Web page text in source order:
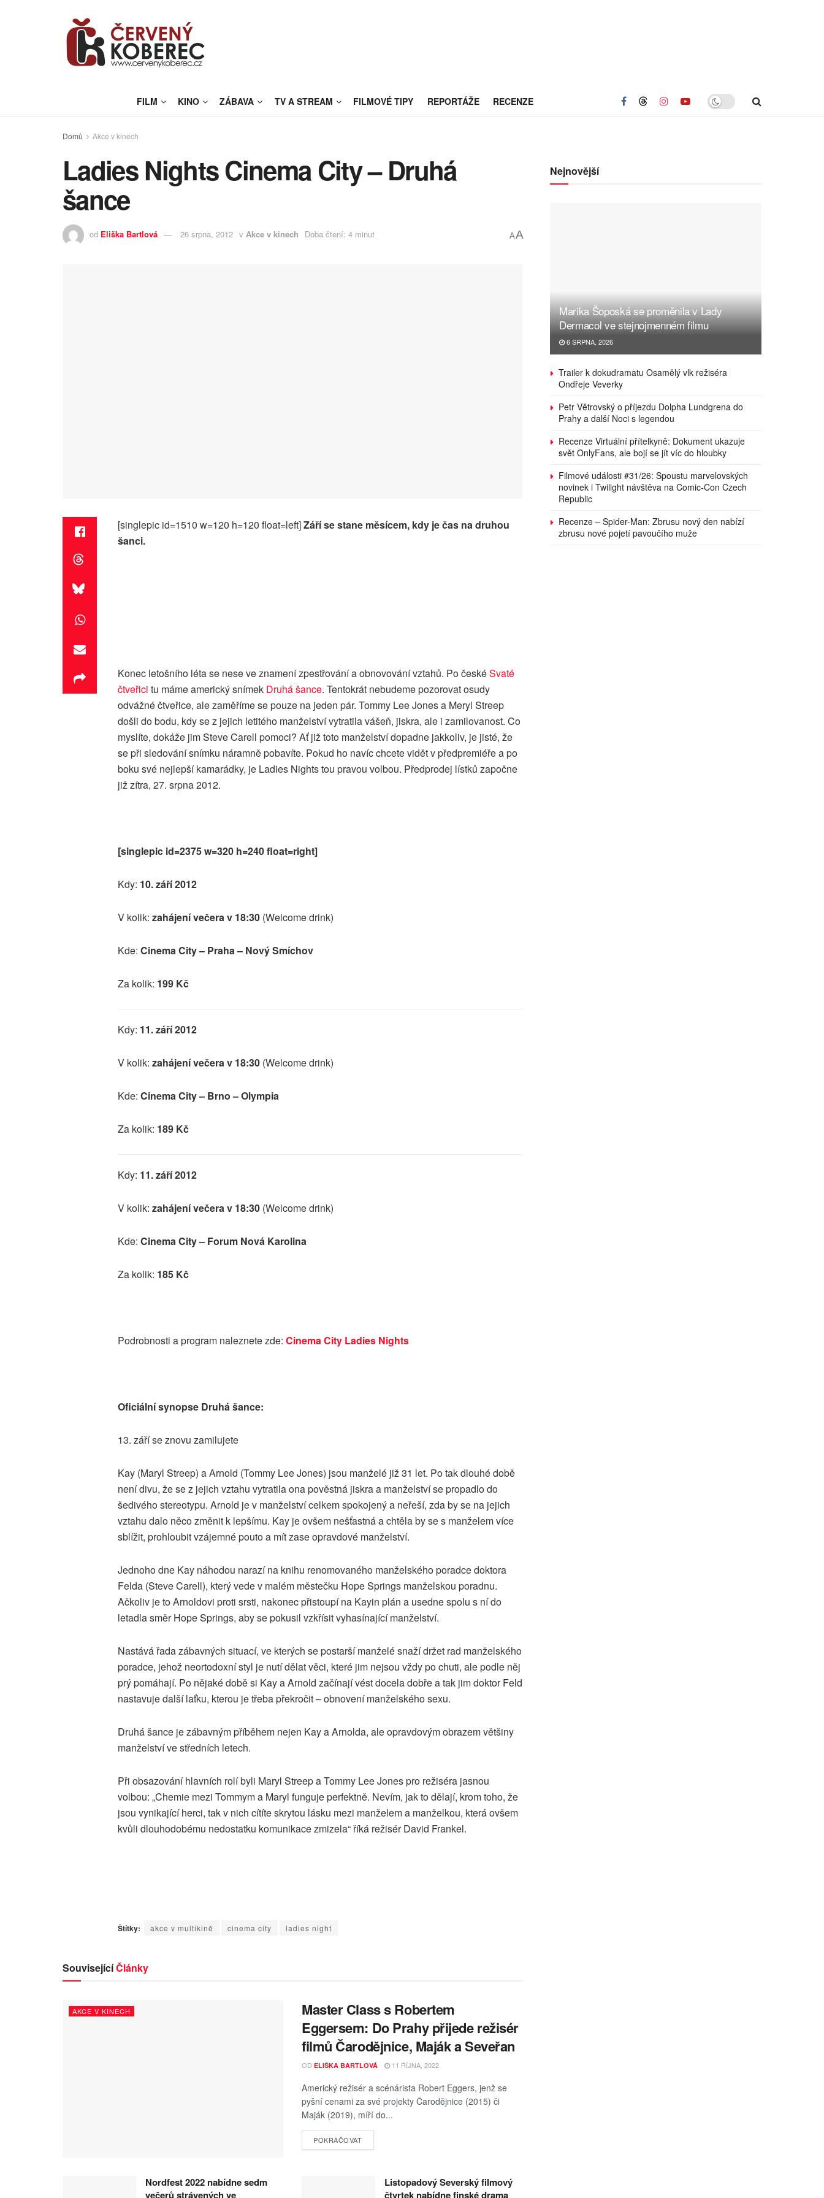
FILM KINO ZÁBAVA TV A STREAM FILMOVÉ TIPY REPORTÁŽE RECENZE
Domů Akce v kinech
Ladies Nights Cinema City – Druhá
šance
od Eliška Bartlová 26 srpna, 2012 v Akce v kinech Doba čtení: 4 minut AA
[singlepic id=1510 w=120 h=120 float=left]Září se stane měsícem, kdy je čas na druhou
šanci.
Konec letošního léta se nese ve znamení zpestřování a obnovování vztahů. Po českéSvaté
čtveřici tu máme americký snímek Druhá šance. Tentokrát nebudeme pozorovat osudy
odvážné čtveřice, ale zaměříme se pouze na jeden pár. Tommy Lee Jones a Meryl Streep
došli do bodu, kdy se z jejich letitého manželství vytratila vášeň, jiskra, ale i zamilovanost. Co
myslíte, dokáže jim Steve Carell pomoci? Ať již toto manželství dopadne jakkoliv, je jisté, že
se při sledování snímku náramně pobavíte. Pokud ho navíc chcete vidět v předpremiéře a po
boku své nejlepší kamarádky, je Ladies Nights tou pravou volbou. Předprodej lístků započne
již zítra, 27. srpna 2012.
[singlepic id=2375 w=320 h=240 float=right]
Kdy: 10. září 2012
V kolik: zahájení večera v 18:30 (Welcome drink)
Kde: Cinema City – Praha – Nový Smíchov
Za kolik: 199 Kč
Kdy: 11. září2012
V kolik: zahájení večera v 18:30 (Welcome drink)
Kde: Cinema City – Brno – Olympia
Za kolik: 189 Kč
Kdy: 11. září2012
V kolik: zahájení večera v 18:30 (Welcome drink)
Kde: Cinema City – Forum Nová Karolina
Za kolik: 185 Kč
Podrobnosti a program naleznete zde: Cinema City Ladies Nights
Oficiální synopse Druhá šance:
13. září se znovu zamilujete
Kay (Maryl Streep) a Arnold (Tommy Lee Jones) jsou manželé již 31 let. Po tak dlouhé době
není divu, že se z jejich vztahu vytratila ona pověstná jiskra a manželství se propadlo do
šedivého stereotypu. Arnold je v manželství celkem spokojený a neřeší, zda by se na jejich
vztahu dalo něco změnit k lepšímu. Kay je ovšem nešťastná a chtěla by se s manželem více
sblížit, prohloubit vzájemné pouto a mít zase opravdové manželství.
Jednoho dne Kay náhodou narazí na knihu renomovaného manželského poradce doktora
Felda (Steve Carell), který vede v malém městečku Hope Springs manželskou poradnu.
Ačkoliv je to Arnoldovi proti srsti, nakonec přistoupí na Kayin plán a usedne spolu s ní do
letadla směr Hope Springs, aby se pokusil vzkřísit vyhasínající manželství.
Nastává řada zábavných situací, ve kterých se postarší manželé snaží držet rad manželského
poradce, jehož neortodoxní styl je nutí dělat věci, které jim nejsou vždy po chuti, ale podle něj
prý pomáhají. Po nějaké době si Kay a Arnold začínají vést docela dobře a tak jim doktor Feld
nastavuje další laťku, kterou je třeba překročit – obnovení manželského sexu.
Druhá šance je zábavným příběhem nejen Kay a Arnolda, ale opravdovým obrazem většiny
manželství ve středních letech.
Při obsazování hlavních rolí byli Maryl Streep a Tommy Lee Jones pro režiséra jasnou
volbou: „Chemie mezi Tommym a Maryl funguje perfektně. Nevím, jak to dělají, krom toho, že
jsou vynikající herci, tak v nich cítíte skrytou lásku mezi manželem a manželkou, která ovšem
kvůli dlouhodobému nedostatku komunikace zmizela“ říká režisér David Frankel.
Štítky: akce v multikině cinema city ladies night
SouvisejícíČlánky
AKCE V KINECH
Master Class s Robertem
Eggersem: Do Prahy přijede režisér
filmů Čarodějnice, Maják a Seveřan
OD ELIŠKA BARTLOVÁ 11 ŘÍJNA, 2022
Americký režisér a scénárista Robert Eggers, jenž se
pyšní cenami za své projekty Čarodějnice (2015) či
Maják (2019), míří do...
POKRAČOVAT
Nordfest 2022 nabídne sedm
večerů strávených ve
Listopadový Severský filmový
čtvrtek nabídne finské drama
Nejnovější
Marika Šoposká se proměnila v Lady
Dermacol ve stejnojmenném filmu
6 SRPNA, 2026
Trailer k dokudramatu Osamělý vlk režiséra
Ondřeje Veverky
Petr Větrovský o příjezdu Dolpha Lundgrena do
Prahy a další Noci s legendou
Recenze Virtuální přítelkyně: Dokument ukazuje
svět OnlyFans, ale bojí se jít víc do hloubky
Filmové události #31/26: Spoustu marvelovských
novinek i Twilight návštěva na Comic-Con Czech
Republic
Recenze – Spider-Man: Zbrusu nový den nabízí
zbrusu nové pojetí pavoučího muže